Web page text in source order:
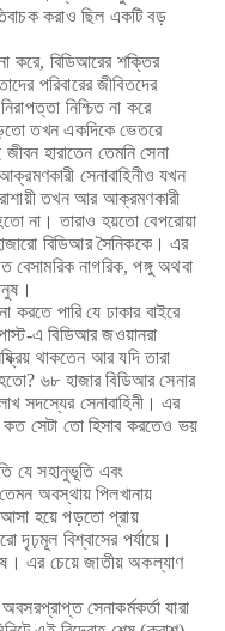
করাও ছিল একটি বড়
করে, বিডিআরের শক্তির
পরিবারের জীবিতদের
নিশ্চিত না করে
তখন একদিকে ভেতরে
হারাতেন তেমনি সেনা
সেনাবাহিনীও যখন
তখন আর আক্রমণকারী
না। তারাও হয়তো বেপরোয়া
বিডিআর সৈনিককে। এর
নাগরিক, পঙ্গু অথবা
পারি যে ঢাকার বাইরে
এ বিডিআর জওয়ানরা
থাকতেন আর যদি তারা
৬৮ হাজার বিডিআর সেনার
সদস্যের সেনাবাহিনী। এর
কত সেটা তো হিসাব করতেও ভয়
যে সহানুভূতি এবং
অবস্থায় পিলখানায়
আসা হয়ে পড়তো প্রায়
বিশ্বাসের পর্যায়ে।
এর চেয়ে জাতীয় অকল্যাণ
সেনাকর্মকর্তা যারা